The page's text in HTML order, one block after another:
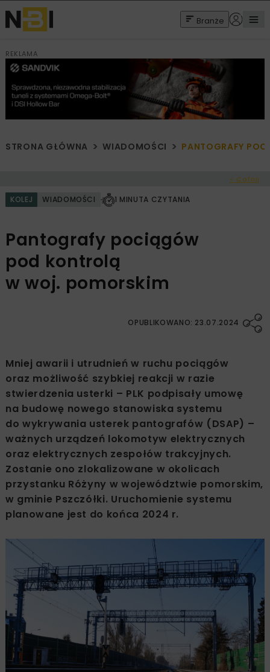
Branże
REKLAMA
STRONA GŁÓWNA WIADOMOŚCI PANTOGRAFY
< Cofnij
KOLEJ WIADOMOŚCI 1 MINUTA CZYTANIA
Pantografy pociągów
pod kontrolą
w woj. pomorskim
OPUBLIKOWANO: 23.07.2024
Mniej awarii i utrudnień w ruchu pociągów
oraz możliwość szybkiej reakcji w razie
stwierdzenia usterki – PLK podpisały umowę
na budowę nowego stanowiska systemu
do wykrywania usterek pantografów (DSAP) –
ważnych urządzeń lokomotyw elektrycznych
oraz elektrycznych zespołów trakcyjnych.
Zostanie ono zlokalizowane w okolicach
przystanku Różyny w województwie pomorskim,
w gminie Pszczółki. Uruchomienie systemu
planowane jest do końca 2024 r.